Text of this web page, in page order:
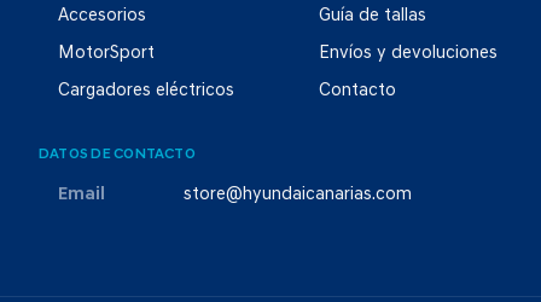
Accesorios
MotorSport
Cargadores eléctricos
Guía de tallas
Envíos y devoluciones
Contacto
DATOS DE CONTACTO
Email store@hyundaicanarias.com